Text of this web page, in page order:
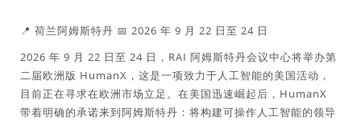
📍 荷兰阿姆斯特丹 📅 2026 年 9 月 22 日至 24 日
2026 年 9 月 22 日至 24 日，RAI 阿姆斯特丹会议中心将举办第
二届欧洲版 HumanX，这是一项致力于人工智能的美国活动，
目前正在寻求在欧洲市场立足。在美国迅速崛起后，HumanX
带着明确的承诺来到阿姆斯特丹：将构建可操作人工智能的领导